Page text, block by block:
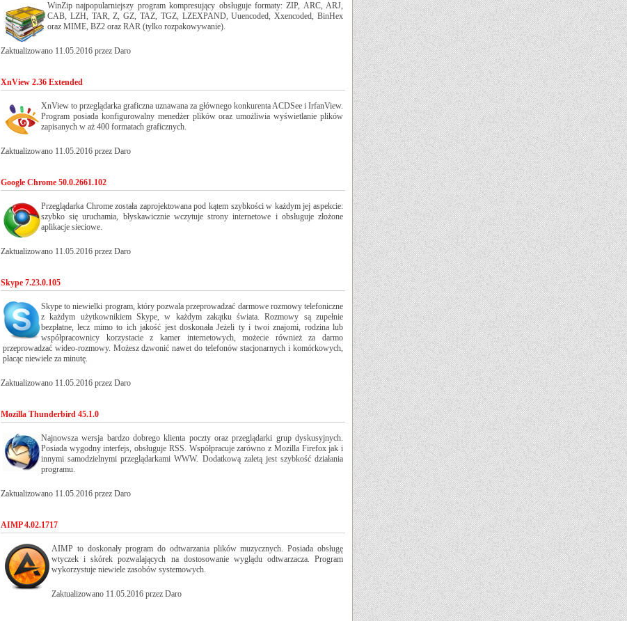
WinZip najpopularniejszy program kompresujący obsługuje formaty: ZIP, ARC, ARJ,
CAB, LZH, TAR, Z, GZ, TAZ, TGZ, LZEXPAND, Uuencoded, Xxencoded, BinHex
oraz MIME, BZ2 oraz RAR (tylko rozpakowywanie).
Zaktualizowano 11.05.2016 przez Daro
XnView 2.36 Extended
XnView to przeglądarka graficzna uznawana za głównego konkurenta ACDSee i IrfanView.
Program posiada konfigurowalny menedżer plików oraz umożliwia wyświetlanie plików
zapisanych w aż 400 formatach graficznych.
Zaktualizowano 11.05.2016 przez Daro
Google Chrome 50.0.2661.102
Przeglądarka Chrome została zaprojektowana pod kątem szybkości w każdym jej aspekcie:
szybko się uruchamia, błyskawicznie wczytuje strony internetowe i obsługuje złożone
aplikacje sieciowe.
Zaktualizowano 11.05.2016 przez Daro
Skype 7.23.0.105
Skype to niewielki program, który pozwala przeprowadzać darmowe rozmowy telefoniczne
z każdym użytkownikiem Skype, w każdym zakątku świata. Rozmowy są zupełnie
bezpłatne, lecz mimo to ich jakość jest doskonała Jeżeli ty i twoi znajomi, rodzina lub
współpracownicy korzystacie z kamer internetowych, możecie również za darmo
przeprowadzać wideo-rozmowy. Możesz dzwonić nawet do telefonów stacjonarnych i komórkowych,
płacąc niewiele za minutę.
Zaktualizowano 11.05.2016 przez Daro
Mozilla Thunderbird 45.1.0
Najnowsza wersja bardzo dobrego klienta poczty oraz przeglądarki grup dyskusyjnych.
Posiada wygodny interfejs, obsługuje RSS. Współpracuje zarówno z Mozilla Firefox jak i
innymi samodzielnymi przeglądarkami WWW. Dodatkową zaletą jest szybkość działania
programu.
Zaktualizowano 11.05.2016 przez Daro
AIMP 4.02.1717
AIMP to doskonały program do odtwarzania plików muzycznych. Posiada obsługę
wtyczek i skórek pozwalających na dostosowanie wyglądu odtwarzacza. Program
wykorzystuje niewiele zasobów systemowych.
Zaktualizowano 11.05.2016 przez Daro